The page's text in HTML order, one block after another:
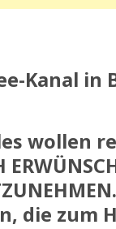
Kanal
wollen
die zum